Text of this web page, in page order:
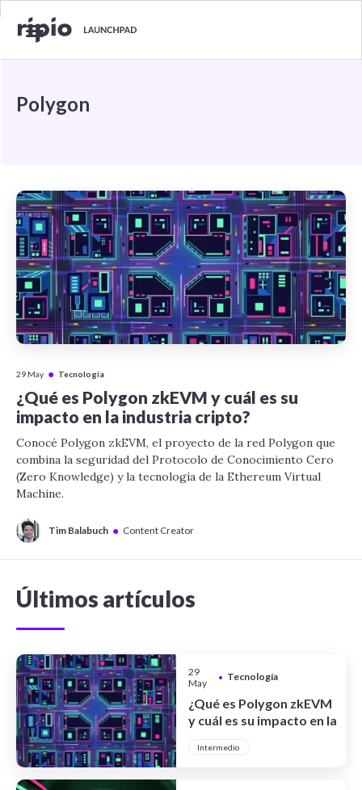
Polygon
29 May ● Tecnología
¿Qué es Polygon zkEVM y cuál es su
impacto en la industria cripto?
Conocé Polygon zkEVM, el proyecto de la red Polygon que
combina la seguridad del Protocolo de Conocimiento Cero
(Zero Knowledge) y la tecnología de la Ethereum Virtual
Machine.
Tim Balabuch ● Content Creator
Últimos artículos
29
May
• Tecnología
¿Qué es Polygon zkEVM
y cuál es su impacto en la
Intermedio